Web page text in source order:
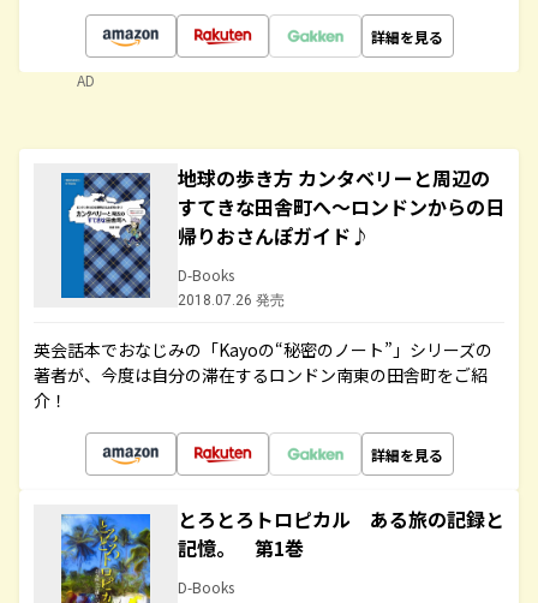
詳細を見る
AD
地球の歩き方 カンタベリーと周辺の
すてきな田舎町へ～ロンドンからの日
帰りおさんぽガイド♪
D-Books
2018.07.26 発売
英会話本でおなじみの「Kayoの“秘密のノート”」シリーズの
著者が、今度は自分の滞在するロンドン南東の田舎町をご紹
介！
詳細を見る
とろとろトロピカル ある旅の記録と
記憶。 第1巻
D-Books